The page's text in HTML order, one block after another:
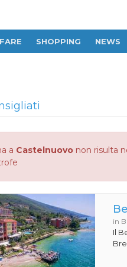
SHOPPING NEWS
a Castelnuovonon risulta
in
Il